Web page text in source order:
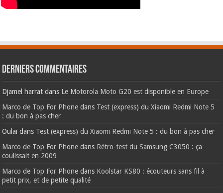
Derniers commentaires
Djamel harrat dans Le Motorola Moto G20 est disponible en Europe
Marco de Top For Phone dans Test (express) du Xiaomi Redmi Note 5
: du bon à pas cher
Oulaïdans Test (express) du Xiaomi Redmi Note 5 : du bon à pas cher
Marco de Top For Phone dans Rétro-test du Samsung C3050 : ça
coulissait en 2009
Marco de Top For Phone dans Koolstar KS80 : écouteurs sans fil à
petit prix, et de petite qualité